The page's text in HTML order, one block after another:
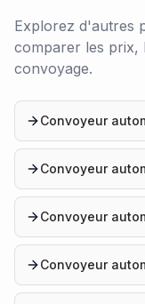
Explorez d'autres
comparer les prix,
convoyage.